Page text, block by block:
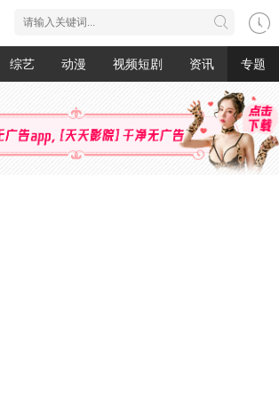
综艺 动漫 视频短剧 资讯 专题